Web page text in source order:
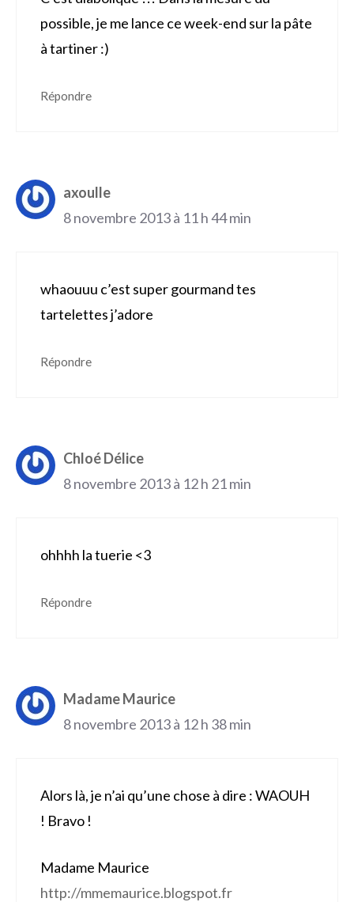
possible, je me lance ce week-end sur la pâte
à tartiner :)
Répondre
axoulle
8 novembre 2013 à 11 h 44 min
whaouuu c’est super gourmand tes
tartelettes j’adore
Répondre
Chloé Délice
8 novembre 2013 à 12 h 21 min
ohhhh la tuerie <3
Répondre
Madame Maurice
8 novembre 2013 à 12 h 38 min
Alors là, je n’ai qu’une chose à dire : WAOUH
! Bravo !
Madame Maurice
http://mmemaurice.blogspot.fr